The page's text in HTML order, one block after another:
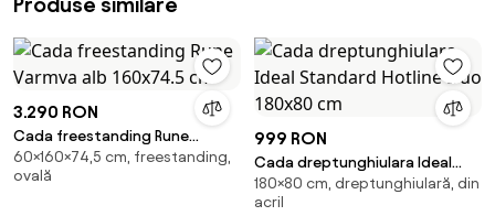
3.290 RON
Cada freestanding Rune
Varmva alb 160x74.5 cm
60×160×74,5 cm, freestanding,
ovală
999 RON
Cada dreptunghiulara Ideal
Standard Hotline Duo 180x80
cm
180×80 cm, dreptunghiulară, din
acril